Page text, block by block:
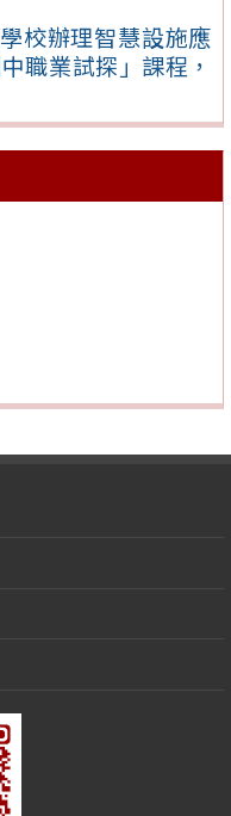
校辦理智慧設施應
職業試探」課程，